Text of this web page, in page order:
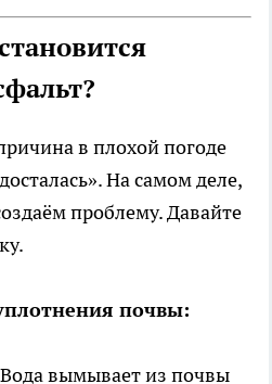
в плохой погоде
На самом деле,
проблему. Давайте
почвы:
Вода вымывает из почвы